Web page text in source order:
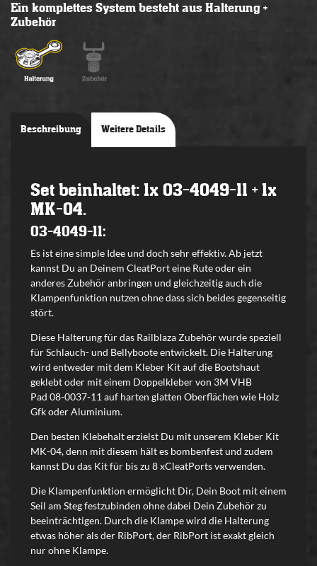
Ein komplettes System besteht aus Halterung +
Zubehör
Beschreibung Weitere Details
Set beinhaltet: 1x 03-4049-11 + 1x
MK-04.
03-4049-11:
Es ist eine simple Idee und doch sehr effektiv. Ab jetzt
kannst Du an Deinem CleatPort eine Rute oder ein
anderes Zubehör anbringen und gleichzeitig auch die
Klampenfunktion nutzen ohne dass sich beides gegenseitig
stört.
Diese Halterung für das Railblaza Zubehör wurde speziell
für Schlauch- und Bellyboote entwickelt. Die Halterung
wird entweder mit dem Kleber Kit auf die Bootshaut
geklebt oder mit einem Doppelkleber von 3M VHB
Pad 08-0037-11 auf harten glatten Oberflächen wie Holz
Gfk oder Aluminium.
Den besten Klebehalt erzielst Du mit unserem Kleber Kit
MK-04, denn mit diesem hält es bombenfest und zudem
kannst Du das Kit für bis zu 8 xCleatPorts verwenden.
Die Klampenfunktion ermöglicht Dir, Dein Boot mit einem
Seil am Steg festzubinden ohne dabei Dein Zubehör zu
beeinträchtigen. Durch die Klampe wird die Halterung
etwas höher als der RibPort, der RibPort ist exakt gleich
nur ohne Klampe.